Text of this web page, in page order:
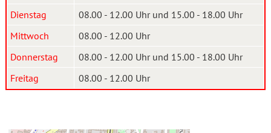
Dienstag
08.00 - 12.00 Uhr und 15.00 - 18.00 Uhr
Mittwoch
08.00 - 12.00 Uhr
Donnerstag
08.00 - 12.00 Uhr und 15.00 - 18.00 Uhr
Freitag
08.00 - 12.00 Uhr